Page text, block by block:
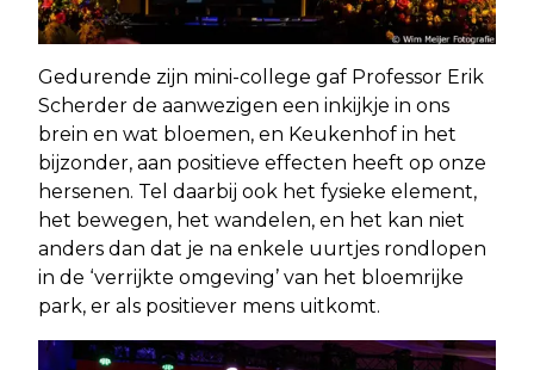
Gedurende zijn mini-college gaf Professor Erik
Scherder de aanwezigen een inkijkje in ons
brein en wat bloemen, en Keukenhof in het
bijzonder, aan positieve effecten heeft op onze
hersenen. Tel daarbij ook het fysieke element,
het bewegen, het wandelen, en het kan niet
anders dan dat je na enkele uurtjes rondlopen
in de ‘verrijkte omgeving’ van het bloemrijke
park, er als positiever mens uitkomt.